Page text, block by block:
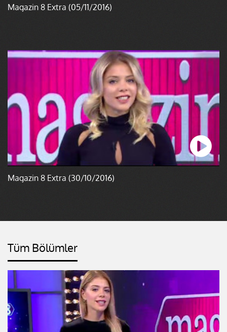
Magazin 8 Extra (05/11/2016)
Magazin 8 Extra (30/10/2016)
Tüm Bölümler